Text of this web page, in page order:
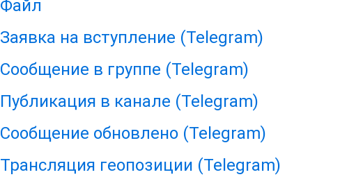
Файл
Заявка на вступление (Telegram)
Сообщение в группе (Telegram)
Публикация в канале (Telegram)
Сообщение обновлено (Telegram)
Трансляция геопозиции (Telegram)